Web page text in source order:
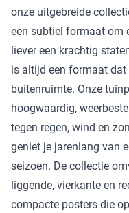
onze uitgebreide
een subtiel formaat om
liever een krachtig
is altijd een formaat
buitenruimte. Onze
hoogwaardig,
tegen regen, wind en
geniet je jarenlang van
seizoen. De collectie
liggende, vierkante en
compacte posters die